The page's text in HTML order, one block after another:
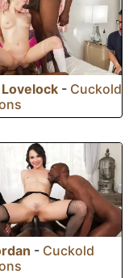
- Cuckold
- Cuckold